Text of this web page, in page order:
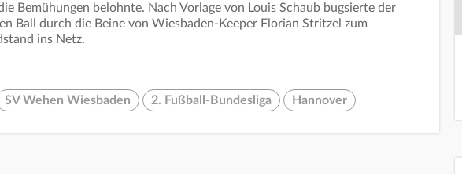
Bemühungen belohnte. Nach Vorlage von Louis Schaub bugsierte der
Ball durch die Beine von Wiesbaden-Keeper Florian Stritzel zum
ins Netz.
SV Wehen Wiesbaden 2. Fußball-Bundesliga Hannover